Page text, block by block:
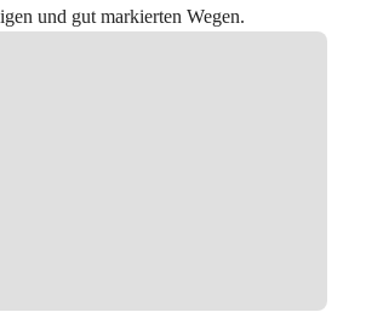
und gut markierten Wegen.